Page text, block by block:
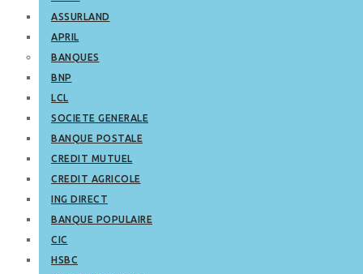
ASSURLAND
APRIL
BANQUES
BNP
LCL
SOCIETE GENERALE
BANQUE POSTALE
CREDIT MUTUEL
CREDIT AGRICOLE
ING DIRECT
BANQUE POPULAIRE
CIC
HSBC